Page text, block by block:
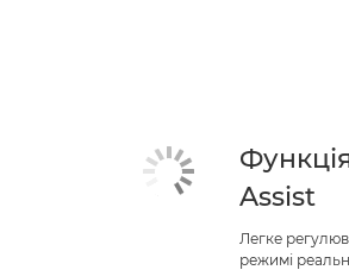
Assist
Легке
режимі